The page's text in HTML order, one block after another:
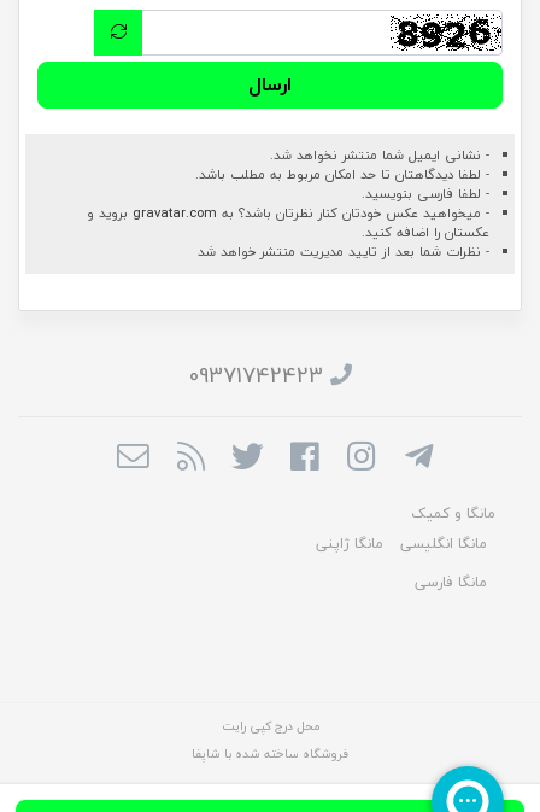
ارسال
- نشانی ایمیل شما منتشر نخواهد شد.
- لطفا دیدگاهتان تا حد امکان مربوط به مطلب باشد.
- لطفا فارسی بنویسید.
- میخواهید عکس خودتان کنار نظرتان باشد؟ به gravatar.com بروید و
عکستان را اضافه کنید.
- نظرات شما بعد از تایید مدیریت منتشر خواهد شد
09371742423
مانگا و کمیک
مانگا انگلیسی
مانگا ژاپنی
مانگا فارسی
محل درج کپی رایت
فروشگاه ساخته شده با شاپفا